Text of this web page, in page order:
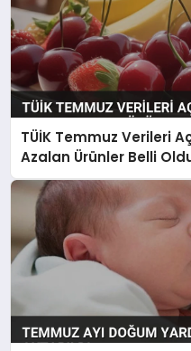
TÜİK Temmuz Verileri
Azalan Ürünler Belli